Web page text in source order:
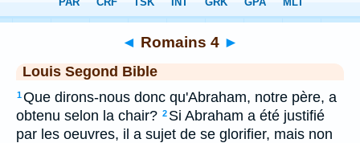
> Romains 4
◄ Romains 4 ►
Louis Segond Bible
1Que dirons-nous donc qu'Abraham, notre père, a
obtenu selon la chair? 2 Si Abraham a été justifié
par les oeuvres, il a sujet de se glorifier, mais non